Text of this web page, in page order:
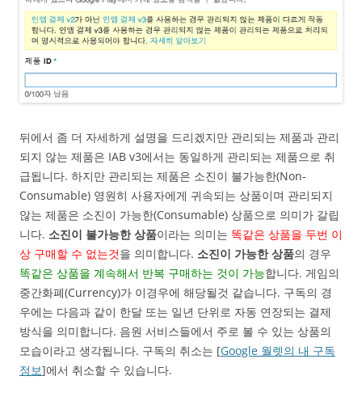
뒤에서 좀 더 자세하게 설명을 드리겠지만 관리되는 제품과 관리
되지 않는 제품은 IAB v3에서는 동일하게 관리되는 제품으로 취
급됩니다. 하지만 관리되는 제품은 소진이 불가능한(Non-
Consumable) 영원히 사용자에게 귀속되는 상품이며 관리되지
않는 제품은 소진이 가능한(Consumable) 상품으로 의미가 갈립
니다. 소진이 불가능한 상품이라는 의미는 똑같은 상품을 두번 이
상 구매할 수 없는것을 의미합니다. 소진이 가능한 상품의 경우
똑같은 상품을 계속해서 반복 구매하는 것이 가능합니다. 게임의
중간화폐(Currency)가 이경우에 해당될것 같습니다. 구독의 경
우에는 다음과 같이 한달 또는 일년 단위로 자동 연장되는 결제
방식을 의미합니다. 음원 서비스들에서 주로 볼 수 있는 상품의
모습이라고 생각됩니다. 구독의 취소는 [Google 월렛의 내 구독
정보]에서 취소할 수 있습니다.